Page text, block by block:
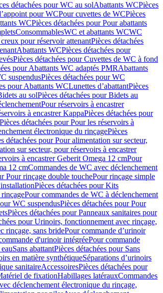
détachées pour WC au solAbattants WCPièces
pour WCPour cuvettes de WCPièces
WCPièces détachées pour Pour abattants
ConsommablesWC et abattants WCWC
pour réservoir attenantPièces détachées
Abattants WCPièces détachées pour
Pièces détachées pour Cuvettes de WC à fond
pour Abattants WC adaptés PMRAbattants
suspendusPièces détachées pour WC
pour Abattants WCLunettes d’abattantPièces
au solPièces détachées pour Bidets au
Pour réservoirs à encastrer
à encastrer KappaPièces détachées pour
Pièces détachées pour Pour les réservoirs à
électronique du rinçagePièces
détachées pour Pour alimentation sur secteur,
sur secteur, pour réservoirs à encastrer
à encastrer Geberit Omega 12 cmPour
12 cmCommandes de WC avec déclenchement
Pour rinçage double touchePour rinçage simple
Pièces détachées pour Kits
Pour commandes de WC à déclenchement
WC suspendusPièces détachées pour Pour
Pièces détachées pour Panneaux sanitaires pour
pour Urinoirs, fonctionnement avec rinçage,
rinçage, sans bridePour commande d’urinoir
d'urinoir intégréePour commande
Sans abattantPièces détachées pour Sans
en matière synthétiqueSéparations d’urinoirs
sanitaireAccessoiresPièces détachées pour
de fixationHabillages latérauxCommandes
déclenchement électronique du rinçage,